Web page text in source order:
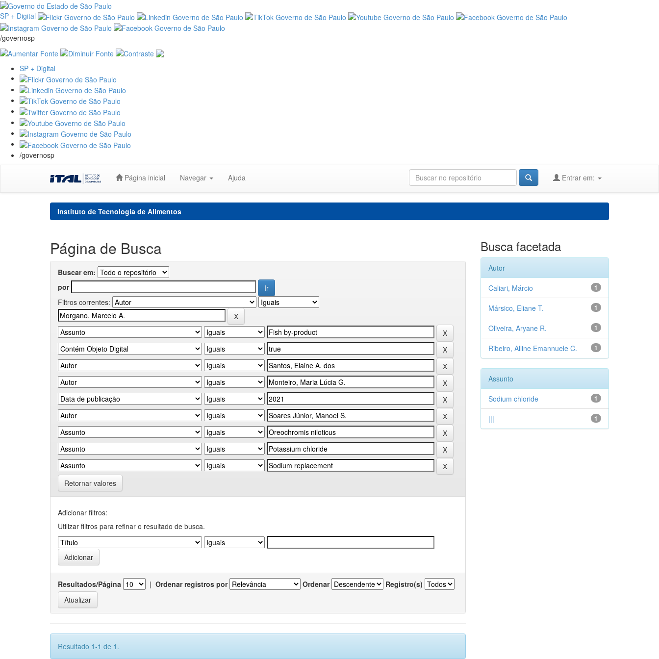
SP + Digital
/governosp
SP + Digital
/governosp
Página inicial Navegar Ajuda Entrar em:
Instituto de Tecnologia de Alimentos
Página de Busca
Buscar em:
por
Filtros correntes:
Retornar valores
Adicionar filtros:
Utilizar filtros para refinar o resultado de busca.
Resultados/Página | Ordenar registros por Ordenar Registro(s)
Resultado 1-1 de 1.
Busca facetada
Autor
1
Caliari, Márcio
1
Mársico, Eliane T.
1
Oliveira, Aryane R.
1
Ribeiro, Alline Emannuele C.
Assunto
1
Sodium chloride
1
|||